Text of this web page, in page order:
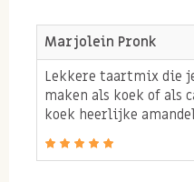
Marjolein Pronk
Lekkere taartmix die
maken als koek of als
koek heerlijke